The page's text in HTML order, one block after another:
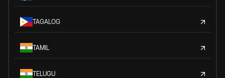
TAGALOG
TAMIL
TELUGU